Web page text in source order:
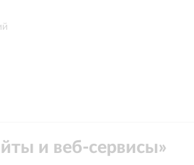
и веб-сервисы»